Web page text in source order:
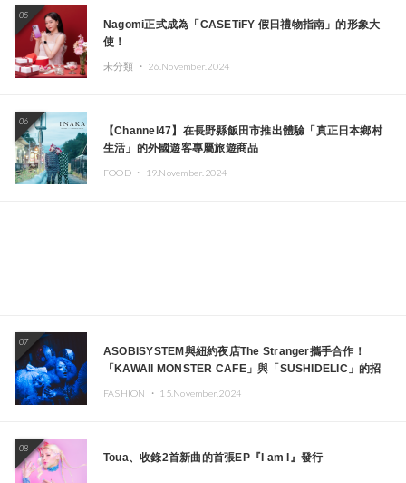
05
Nagomi正式成為「CASETiFY 假日禮物指南」的形象大
使！
未分類 ・ 26.November.2024
06
【Channel47】在長野縣飯田市推出體驗「真正日本鄉村
生活」的外國遊客專屬旅遊商品
FOOD ・ 19.November.2024
07
ASOBISYSTEM與紐約夜店The Stranger攜手合作！
「KAWAII MONSTER CAFE」與「SUSHIDELIC」的招
FASHION ・ 15.November.2024
08
Toua、收錄2首新曲的首張EP『I am I』發行